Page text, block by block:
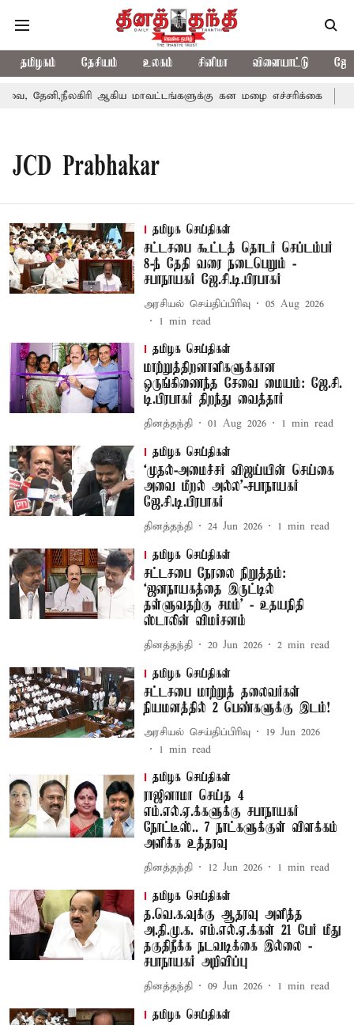
தமிழகம் தேசியம் உலகம் சினிமா விளையாட்டு
தேனி,நீலகிரி ஆகிய மாவட்டங்களுக்கு கன மழை எச்சரிக்கை
JCD Prabhakar
தமிழக செய்திகள்
சட்டசபை கூட்டத் தொடர் செப்டம்பர்
8-ந் தேதி வரை நடைபெறும் -
சபாநாயகர் ஜே.சி.டி.பிரபாகர்
அரசியல் செய்திப்பிரிவு
05 Aug 2026
1 min read
தமிழக செய்திகள்
மாற்றுத்திறனாளிகளுக்கான
ஒருங்கிணைந்த சேவை மையம்: ஜே.சி.
டி.பிரபாகர் திறந்து வைத்தார்
தினத்தந்தி 01 Aug 2026 1 min read
தமிழக செய்திகள்
‘முதல்-அமைச்சர் விஜய்யின் செய்கை
அவை மீறல் அல்ல’-சபாநாயகர்
ஜே.சி.டி.பிரபாகர்
தினத்தந்தி 24 Jun 2026 1 min read
தமிழக செய்திகள்
சட்டசபை நேரலை நிறுத்தம்:
‘ஜனநாயகத்தை இருட்டில்
தள்ளுவதற்கு சமம்’ - உதயநிதி
ஸ்டாலின் விமர்சனம்
தினத்தந்தி 20 Jun 2026 2 min read
தமிழக செய்திகள்
சட்டசபை மாற்றுத் தலைவர்கள்
நியமனத்தில் 2 பெண்களுக்கு இடம்!
அரசியல் செய்திப்பிரிவு
19 Jun 2026
1 min read
தமிழக செய்திகள்
ராஜினாமா செய்த 4
எம்.எல்.ஏ.க்களுக்கு சபாநாயகர்
நோட்டீஸ்.. 7 நாட்களுக்குள் விளக்கம்
அளிக்க உத்தரவு
தினத்தந்தி 12 Jun 2026 1 min read
தமிழக செய்திகள்
த.வெ.க.வுக்கு ஆதரவு அளித்த
அ.தி.மு.க. எம்.எல்.ஏ.க்கள் 21 பேர் மீது
தகுதிநீக்க நடவடிக்கை இல்லை -
சபாநாயகர் அறிவிப்பு
தினத்தந்தி 09 Jun 2026 1 min read
தமிழக செய்திகள்